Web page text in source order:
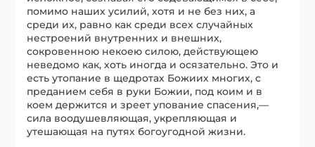
помимо наших усилий, хотя и не без них, а
среди их, равно как среди всех случайных
нестроений внутренних и внешних,
сокровенною некоею силою, действующею
неведомо как, хоть иногда и осязательно. Это и
есть утопание в щедротах Божиих многих, с
преданием себя в руки Божии, под коим и в
коем держится и зреет упование спасения,—
сила воодушевляющая, укрепляющая и
утешающая на путях богоугодной жизни.